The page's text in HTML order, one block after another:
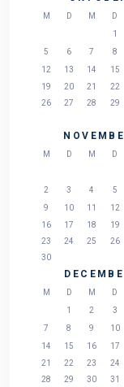
M D M D
1
5
6 7 8
12
13 14 15
19
20 21 22
26
27 28 29
M D M D
2
3 4 5
9
10 11 12
16
17 18 19
23
24 25 26
30
M D M D
1
2 3
7
8 9 10
14
15 16 17
21
22 23 24
28
29 30 31